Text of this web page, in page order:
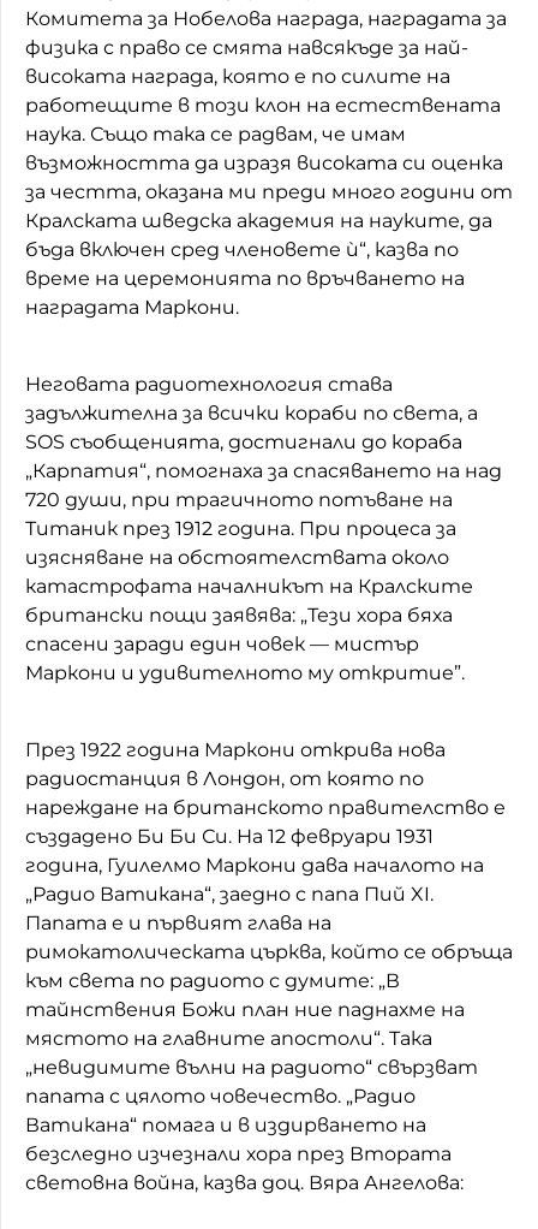
Комитета за Нобелова награда, наградата за
физика с право се смята навсякъде за най-
високата награда, която е по силите на
работещите в този клон на естествената
наука. Също така се радвам, че имам
възможността да изразя високата си оценка
за честта, оказана ми преди много години от
Кралската шведска академия на науките, да
бъда включен сред членовете ѝ“, казва по
време на церемонията по връчването на
наградата Маркони.
Неговата радиотехнология става
задължителна за всички кораби по света, а
SOS съобщенията, достигнали до кораба
„Карпатия“, помогнаха за спасяването на над
720 души, при трагичното потъване на
Титаник през 1912 година. При процеса за
изясняване на обстоятелствата около
катастрофата началникът на Кралските
британски пощи заявява: „Тези хора бяха
спасени заради един човек — мистър
Маркони и удивителното му откритие”.
През 1922 година Маркони открива нова
радиостанция в Лондон, от която по
нареждане на британското правителство е
създадено Би Би Си. На 12 февруари 1931
година, Гуилелмо Маркони дава началото на
„Радио Ватикана“, заедно с папа Пий XI.
Папата е и първият глава на
римокатолическата църква, който се обръща
към света по радиото с думите: „В
тайнствения Божи план ние паднахме на
мястото на главните апостоли“. Така
„невидимите вълни на радиото“ свързват
папата с цялото човечество. „Радио
Ватикана“ помага и в издирването на
безследно изчезнали хора през Втората
световна война, казва доц. Вяра Ангелова: